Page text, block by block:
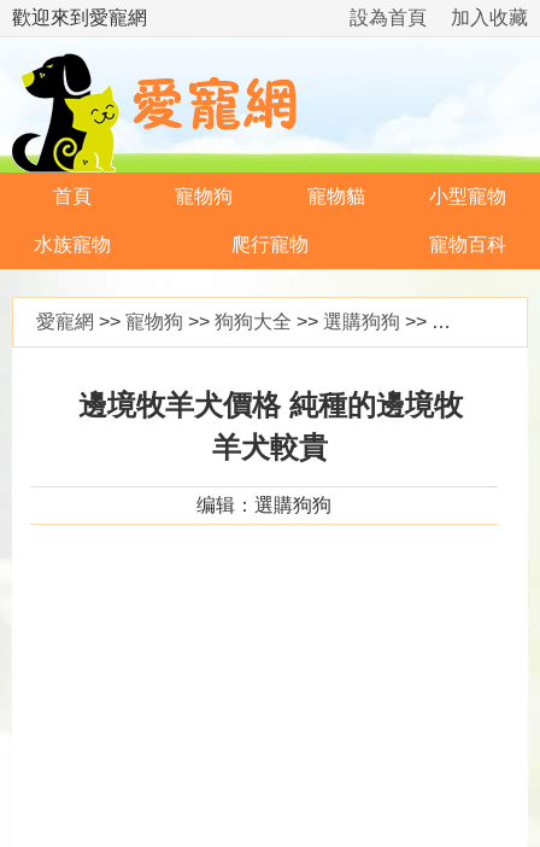
歡迎來到愛寵網 加入收藏
設為首頁
首頁 寵物狗 寵物貓 小型寵物
水族寵物 爬行寵物 寵物百科
愛寵網 >> 寵物狗 >> 狗狗大全 >> 選購狗狗 >> 邊境牧羊犬價格 純種的邊境牧羊犬較貴
邊境牧羊犬價格 純種的邊境牧
羊犬較貴
编辑：選購狗狗